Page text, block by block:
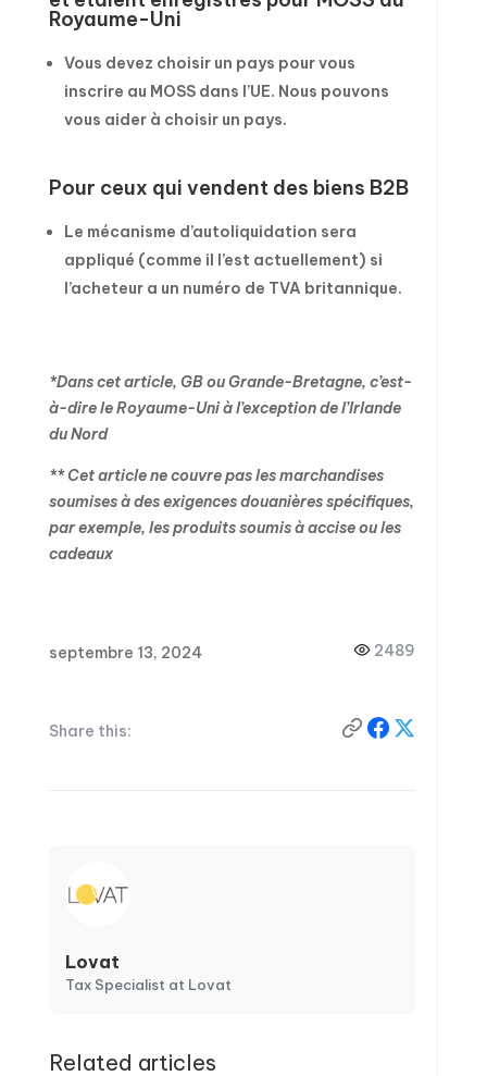
Royaume-Uni
Vous devez choisir un pays pour vous
inscrire au MOSS dans l’UE. Nous pouvons
vous aider à choisir un pays.
Pour ceux qui vendent des biens B2B
Le mécanisme d’autoliquidation sera
appliqué (comme il l’est actuellement) si
l’acheteur a un numéro de TVA britannique.
*Dans cet article, GB ou Grande-Bretagne, c’est-
à-dire le Royaume-Uni à l’exception de l’Irlande
du Nord
** Cet article ne couvre pas les marchandises
soumises à des exigences douanières spécifiques,
par exemple, les produits soumis à accise ou les
cadeaux
septembre 13, 2024 2489
Share this:
Lovat
Tax Specialist at Lovat
Related articles